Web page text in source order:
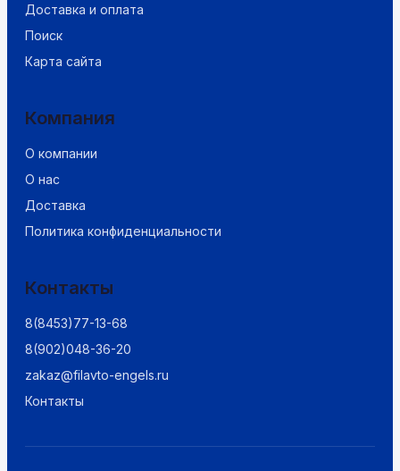
Доставка и оплата
Поиск
Карта сайта
Компания
О компании
О нас
Доставка
Политика конфиденциальности
Контакты
8(8453)77-13-68
8(902)048-36-20
zakaz@filavto-engels.ru
Контакты